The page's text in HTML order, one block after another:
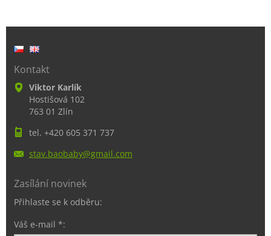
Kontakt
Viktor Karlík
Hostišová 102
763 01 Zlín
tel. +420 605 371 737
stav.baobaby@gmail.com
Zasílání novinek
Přihlaste se k odběru:
Váš e-mail *: